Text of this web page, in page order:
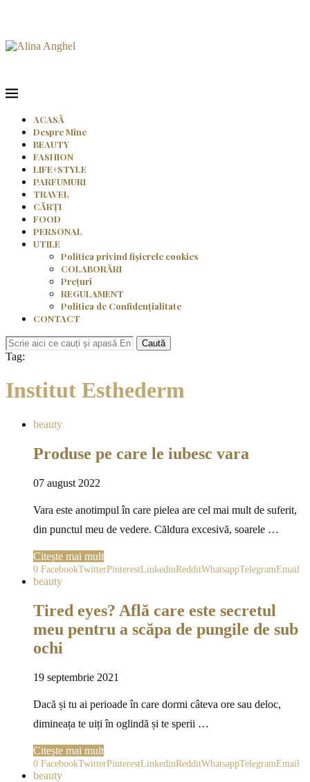
ACASĂ
Despre Mine
BEAUTY
FASHION
LIFE+STYLE
PARFUMURI
TRAVEL
CĂRȚI
FOOD
PERSONAL
UTILE
Politica privind fișierele cookies
COLABORĂRI
Prețuri
REGULAMENT
Politica de Confidențialitate
CONTACT
Caută
Tag:
Institut Esthederm
beauty
Produse pe care le iubesc vara
07 august 2022
Vara este anotimpul în care pielea are cel mai mult de suferit,
din punctul meu de vedere. Căldura excesivă, soarele …
Citește mai mult
0 FacebookTwitterPinterestLinkedinRedditWhatsappTelegramEmail
beauty
Tired eyes? Află care este secretul
meu pentru a scăpa de pungile de sub
ochi
19 septembrie 2021
Dacă și tu ai perioade în care dormi câteva ore sau deloc,
dimineața te uiți în oglindă și te sperii …
Citește mai mult
0 FacebookTwitterPinterestLinkedinRedditWhatsappTelegramEmail
beauty